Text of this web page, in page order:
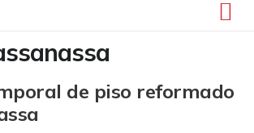
de piso reformado